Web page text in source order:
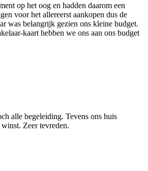
op het oog en hadden daarom een
voor het allereerst aankopen dus de
was belangrijk gezien ons kleine budget.
kaart hebben we ons aan ons budget
alle begeleiding. Tevens ons huis
Zeer tevreden.